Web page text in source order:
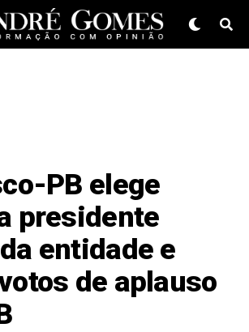
PB elege
presidente
entidade e
de aplauso